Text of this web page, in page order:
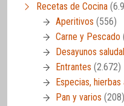
Recetas de Cocina
Aperitivos (556)
Carne y Pescado
Desayunos
Entrantes (2.672)
Especias,
Pan y varios (208)